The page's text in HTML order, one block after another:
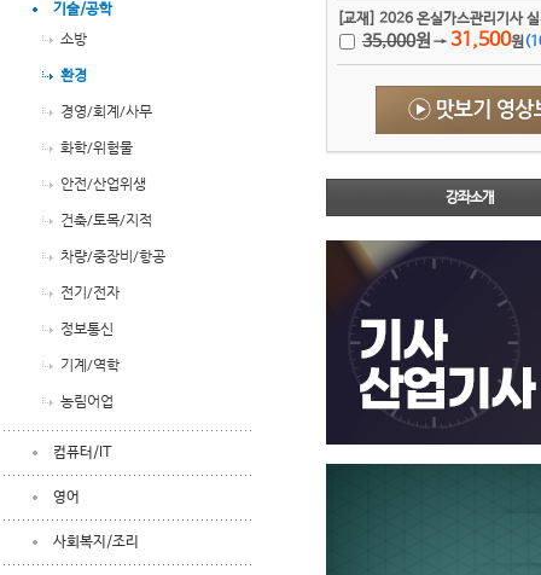
기술/공학
소방
환경
경영/회계/사무
화학/위험물
안전/산업위생
건축/토목/지적
차량/중장비/항공
전기/전자
정보통신
기계/역학
농림어업
컴퓨터/IT
영어
사회복지/조리
[교재] 2026 온실가스관리기사
35,000원 → 31,500원(
강좌소개